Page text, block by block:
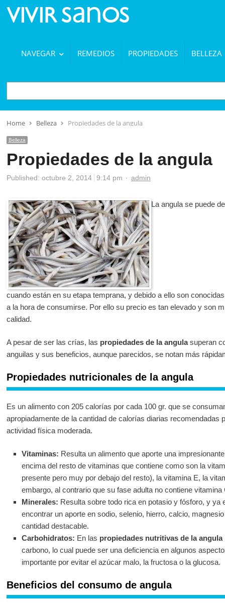
NAVEGAR REMEDIOS PROPIEDADES BELLEZA
BUSCAR
Home Belleza Propiedades de la angula
Belleza
Propiedades de la angula
Published: octubre 2, 2014 9:14 pm Author
admin
La angula se puede
cuando están en su etapa temprana, y debido a ello son
a la hora de consumirse. Por ello su precio es tan elevado y son
calidad.
A pesar de ser las crías, las propiedades de la angulasuperan
anguilas y sus beneficios, aunque parecidos, se notan más
Propiedades nutricionales de la angula
Es un alimento con 205 calorías por cada 100 gr. que se
apropiadamente de la cantidad de calorías diarias recomendadas
actividad física moderada.
Vitaminas: Resulta un alimento que aporte una
encima del resto de vitaminas que contiene como son la
presente pero muy por debajo del resto), la vitamina E, la
embargo, al contrario que su fase adulta no contiene vitamina
Minerales: Resulta sobre todo rica en potasio y fósforo, y ya
encontrar un aporte en sodio, selenio, hierro, calcio,
cantidad destacable.
Carbohidratos: En las propiedades nutritivas de la angula
carbono, lo cual puede ser una deficiencia en algunos
importante por evitar el azúcar malo, la fructosa o la glucosa.
Beneficios del consumo de angula